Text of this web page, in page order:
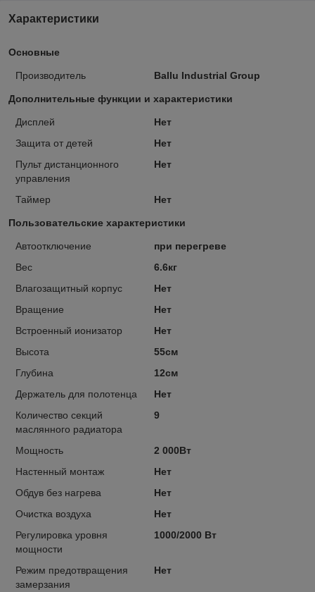
Характеристики
Основные
Производитель Ballu Industrial Group
Дополнительные функции и характеристики
Дисплей
Нет
Защита от детей
Нет
Пульт дистанционного
управления
Нет
Таймер Нет
Пользовательские характеристики
Автоотключение
при перегреве
Вес
6.6кг
Влагозащитный корпус
Нет
Вращение
Нет
Встроенный ионизатор
Нет
Высота
55см
Глубина
12см
Держатель для полотенца
Нет
Количество секций
маслянного радиатора
9
Мощность
2 000Вт
Настенный монтаж
Нет
Обдув без нагрева
Нет
Очистка воздуха
Нет
Регулировка уровня
мощности
1000/2000 Вт
Режим предотвращения
замерзания
Нет